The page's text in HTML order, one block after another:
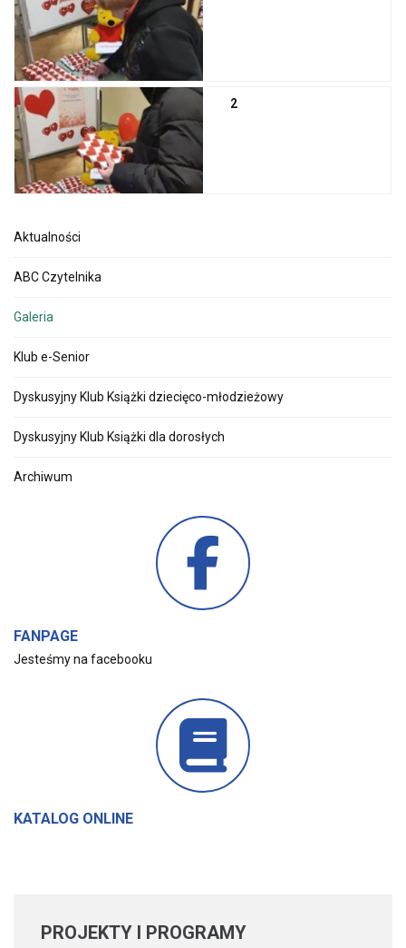
2
Aktualności
ABC Czytelnika
Galeria
Klub e-Senior
Dyskusyjny Klub Książki dziecięco-młodzieżowy
Dyskusyjny Klub Książki dla dorosłych
Archiwum
FANPAGE
Jesteśmy na facebooku
KATALOG ONLINE
PROJEKTY I PROGRAMY